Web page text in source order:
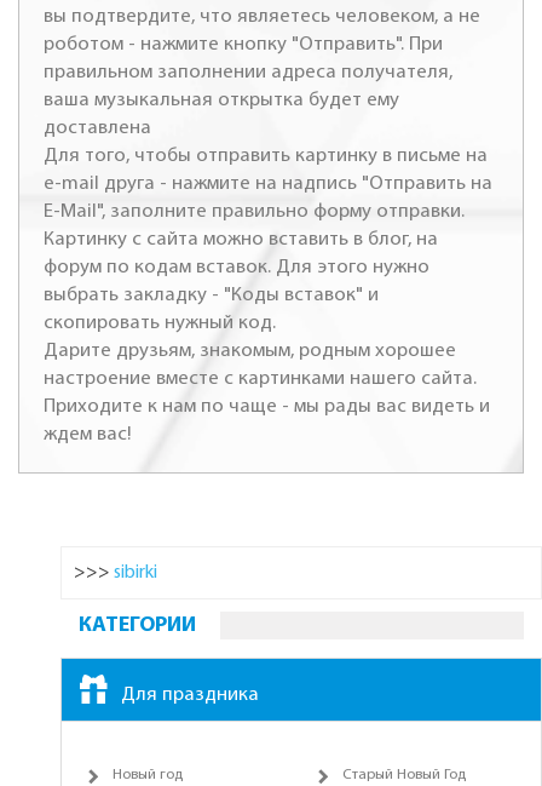
вы подтвердите, что являетесь человеком, а не
роботом - нажмите кнопку "Отправить". При
правильном заполнении адреса получателя,
ваша музыкальная открытка будет ему
доставлена
Для того, чтобы отправить картинку в письме на
e-mail друга - нажмите на надпись "Отправить на
E-Mail", заполните правильно форму отправки.
Картинку с сайта можно вставить в блог, на
форум по кодам вставок. Для этого нужно
выбрать закладку - "Коды вставок" и
скопировать нужный код.
Дарите друзьям, знакомым, родным хорошее
настроение вместе с картинками нашего сайта.
Приходите к нам по чаще - мы рады вас видеть и
ждем вас!
>>> sibirki
КАТЕГОРИИ
Для праздника
Новый год Старый Новый Год